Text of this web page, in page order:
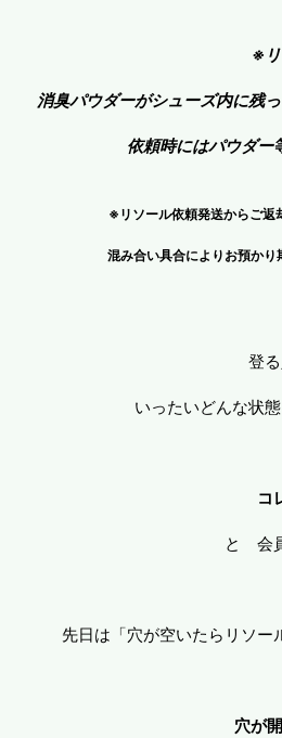
※
消臭パウダーがシューズ内に残
依頼時にはパウダ
※リソール依頼発送からご
混み合い具合によりお預か
登
いったいどんな状
コ
と 会
先日は「穴が空いたらリソ
穴が